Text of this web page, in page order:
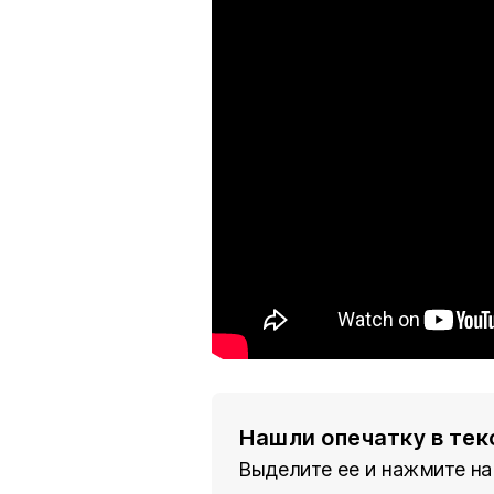
Нашли опечатку в
Выделите ее и нажмите на